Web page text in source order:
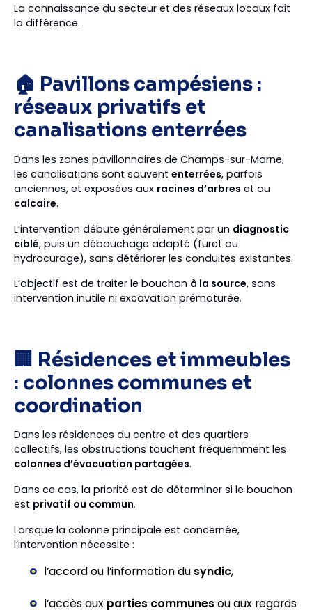
La connaissance du secteur et des réseaux locaux fait
la différence.
🏠 Pavillons campésiens :
réseaux privatifs et
canalisations enterrées
Dans les zones pavillonnaires de Champs-sur-Marne,
les canalisations sont souvent enterrées, parfois
anciennes, et exposées aux racines d’arbres et au
calcaire.
L’intervention débute généralement par un diagnostic
ciblé, puis un débouchage adapté (furet ou
hydrocurage), sans détériorer les conduites existantes.
L’objectif est de traiter le bouchon à la source, sans
intervention inutile ni excavation prématurée.
🏢 Résidences et immeubles
: colonnes communes et
coordination
Dans les résidences du centre et des quartiers
collectifs, les obstructions touchent fréquemment les
colonnes d’évacuation partagées.
Dans ce cas, la priorité est de déterminer si le bouchon
est privatif ou commun.
Lorsque la colonne principale est concernée,
l’intervention nécessite :
l’accord ou l’information dusyndic,
l’accès aux parties communes ou aux regards